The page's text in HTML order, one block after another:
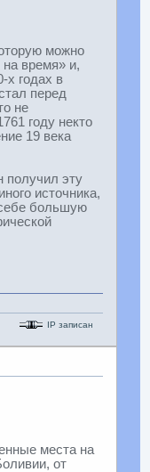
можно
время» и,
х годах в
перед
не
году некто
19 века
получил эту
источника,
большую
IP записан
места на
от